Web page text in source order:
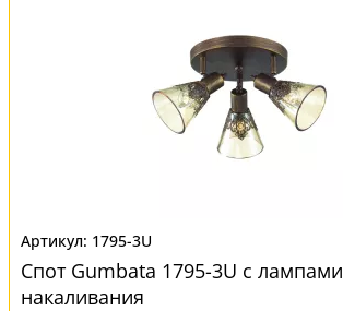
1795-3U
Спот Gumbata 1795-3U с лампами
накаливания